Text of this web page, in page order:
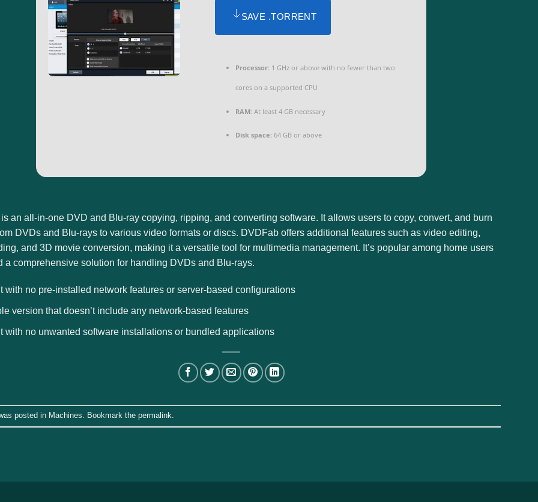
SAVE .TORRENT
Processor:1 GHz or above with no fewer than two
cores on a supported CPU
RAM:At least 4 GB necessary
Disk space:64 GB or above
an all-in-one DVD and Blu-ray copying, ripping, and converting software. It allows users to copy, convert, and burn
DVDs and Blu-rays to various video formats or discs. DVDFab offers additional features such as video editing,
and 3D movie conversion, making it a versatile tool for multimedia management. It’s popular among home users
a comprehensive solution for handling DVDs and Blu-rays.
with no pre-installed network features or server-based configurations
version that doesn’t include any network-based features
with no unwanted software installations or bundled applications
posted in Machines . Bookmark the permalink